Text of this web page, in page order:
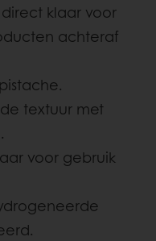
klaar voor
achteraf
textuur met
voor gebruik